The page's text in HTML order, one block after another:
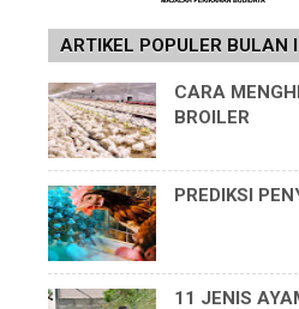
ARTIKEL POPULER BULAN
CARA
BROILER
PREDIKSI
11 JENIS